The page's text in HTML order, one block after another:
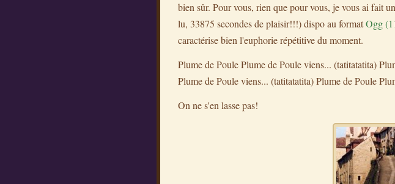
bien sûr. Pour vous, rien que pour vous, je vous ai fait
lu, 33875 secondes de plaisir!!!) dispo au formatOgg
caractérise bien l'euphorie répétitive du moment.
Plume de Poule Plume de Poule viens... (tatitatatita)
Plume de Poule viens... (tatitatatita) Plume de Poule
On ne s'en lasse pas!